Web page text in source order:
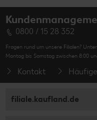
0800 / 15 28 352
Fragen rund um unsere Filialen?
Montag bis Samstag zwischen 8:00
Kontakt
filiale.kaufland.de